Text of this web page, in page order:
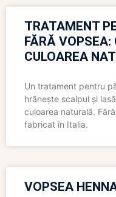
TRATAMENT
FĂRĂ VOPSEA:
CULOAREA
Un tratament pentru
hrănește scalpul și
culoarea naturală.
fabricat în Italia.
VOPSEA